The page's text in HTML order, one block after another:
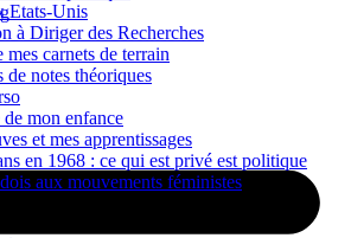
Etats-Unis
à Diriger des Recherches
mes carnets de terrain
de notes théoriques
mon enfance
et mes apprentissages
en 1968 : ce qui est privé est politique
aux mouvements féministes